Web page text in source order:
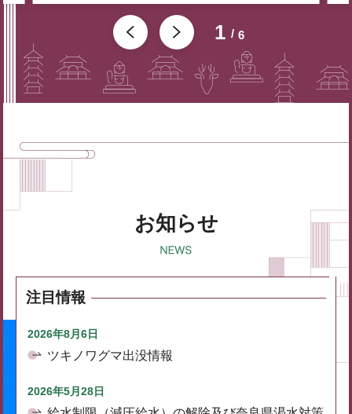
1 6
お知らせ
注目情報
2026年8月6日
ツキノワグマ出没情報
2026年5月28日